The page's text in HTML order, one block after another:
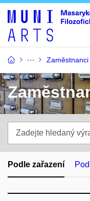
hledaný
výraz
Podle zařazení